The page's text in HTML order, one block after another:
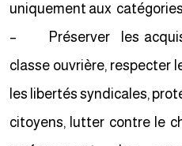
uniquement aux
– Préserver les
classe ouvrière, respecter
les libertés syndicales,
citoyens, lutter contre le